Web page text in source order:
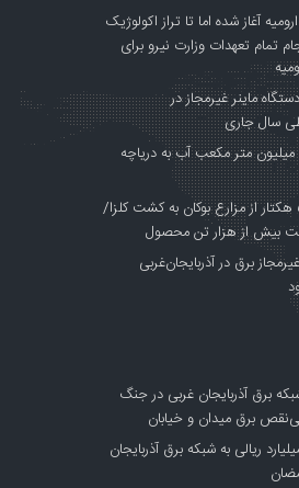
آغاز شده اما تا تراز اکولوژیک
تمام تعهدات وزارت نیرو برای
۸۷ دستگاه ماینر غیرمجاز در
طی سال جاری
رهاسازی ۱۲۷۸ میلیون متر مکعب آب به دریاچه
اختصاص ۵۰۰ هکتار از مزارع بوکان به کشت کلزا/
بیش از هزار تن محصول
غیرمجاز برق در آذربایجان‌غربی
برق آذربایجان غربی در جنگ‌
برق میدان و خیابان
۷۳۰ میلیارد ریالی به شبکه برق آذربایجان